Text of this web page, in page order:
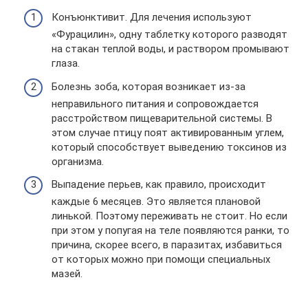
Конъюнктивит. Для лечения используют
«Фурацилин», одну таблетку которого разводят
на стакан теплой воды, и раствором промывают
глаза.
Болезнь зоба, которая возникает из-за
неправильного питания и сопровождается
расстройством пищеварительной системы. В
этом случае птицу поят активированным углем,
который способствует выведению токсинов из
организма.
Выпадение перьев, как правило, происходит
каждые 6 месяцев. Это является плановой
линькой. Поэтому переживать не стоит. Но если
при этом у попугая на теле появляются ранки, то
причина, скорее всего, в паразитах, избавиться
от которых можно при помощи специальных
мазей.